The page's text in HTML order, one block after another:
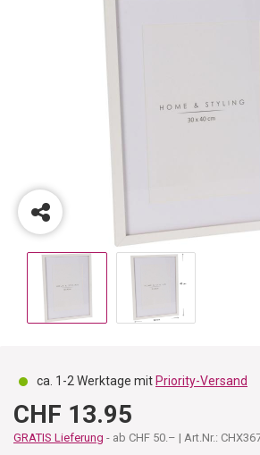
ca. 1-2 Werktage mit Priority-Versand
CHF 13.95
GRATIS Lieferung - ab CHF 50.– | Art.Nr.: